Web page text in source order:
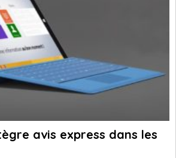
avis express dans les